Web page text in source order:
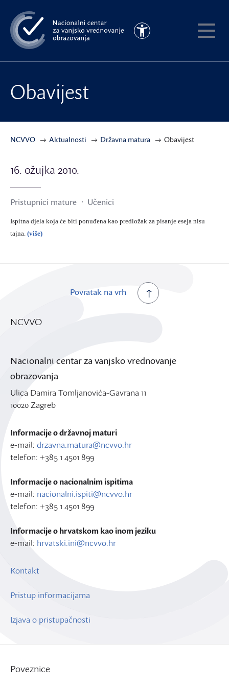
na
glavni
sadržaj
Pristupačnost
Obavijest
NCVVO Aktualnosti Državna matura Obavijest
16. ožujka 2010.
Pristupnici mature Učenici
Ispitna djela koja će biti ponuđena kao predložak za pisanje eseja nisu
tajna. (više)
Povratak na vrh
NCVVO
Nacionalni centar za vanjsko vrednovanje
obrazovanja
Ulica Damira Tomljanovića-Gavrana 11
10020 Zagreb
Informacije o državnoj maturi
e-mail: drzavna.matura@ncvvo.hr
telefon: +385 1 4501 899
Informacije o nacionalnim ispitima
e-mail: nacionalni.ispiti@ncvvo.hr
telefon: +385 1 4501 899
Informacije o hrvatskom kao inom jeziku
e-mail: hrvatski.ini@ncvvo.hr
Kontakt
Pristup informacijama
Izjava o pristupačnosti
Poveznice